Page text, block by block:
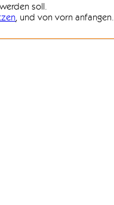
soll.
, und von vorn anfangen.